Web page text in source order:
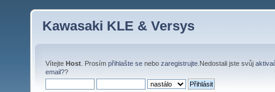
Kawasaki KLE & Versys
Vítejte Host . Prosím přihlašte se nebo zaregistrujte .Nedostali jste svůj
email??